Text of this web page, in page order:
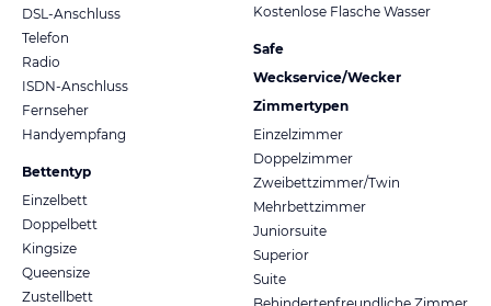
DSL-Anschluss
Telefon
Radio
ISDN-Anschluss
Fernseher
Handyempfang
Bettentyp
Einzelbett
Doppelbett
Kingsize
Queensize
Zustellbett
Kostenlose Flasche Wasser
Safe
Weckservice/Wecker
Zimmertypen
Einzelzimmer
Doppelzimmer
Zweibettzimmer/Twin
Mehrbettzimmer
Juniorsuite
Superior
Suite